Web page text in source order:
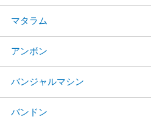
マタラム
アンボン
バンジャルマシン
バンドン